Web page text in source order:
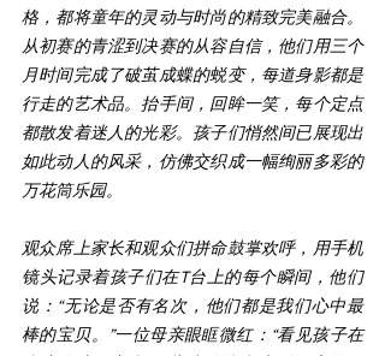
格，都将童年的灵动与时尚的精致完美融合。
从初赛的青涩到决赛的从容自信，他们用三个
月时间完成了破茧成蝶的蜕变，每道身影都是
行走的艺术品。抬手间，回眸一笑，每个定点
都散发着迷人的光彩。孩子们悄然间已展现出
如此动人的风采，仿佛交织成一幅绚丽多彩的
万花筒乐园。
观众席上家长和观众们拼命鼓掌欢呼，用手机
镜头记录着孩子们在T台上的每个瞬间，他们
说：“无论是否有名次，他们都是我们心中最
棒的宝贝。”一位母亲眼眶微红：“看见孩子在